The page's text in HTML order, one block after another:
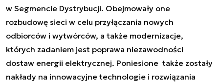
w Segmencie Dystrybucji. Obejmowały one
rozbudowę sieci w celu przyłączania nowych
odbiorców i wytwórców, a także modernizacje,
których zadaniem jest poprawa niezawodności
dostaw energii elektrycznej. Poniesione także zostały
nakłady na innowacyjne technologie i rozwiązania